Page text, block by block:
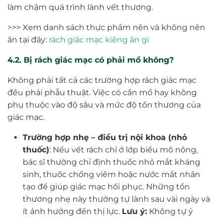
làm chậm quá trình lành vết thương.
>>> Xem danh sách thực phẩm nên và không nên
ăn tại đây: rách giác mạc kiêng ăn gì
4.2. Bị rách giác mạc có phải mổ không?
Không phải tất cả các trường hợp rách giác mạc
đều phải phẫu thuật. Việc có cần mổ hay không
phụ thuộc vào độ sâu và mức độ tổn thương của
giác mạc.
Trường hợp nhẹ – điều trị nội khoa (nhỏ
thuốc): Nếu vết rách chỉ ở lớp biểu mô nông,
bác sĩ thường chỉ định thuốc nhỏ mắt kháng
sinh, thuốc chống viêm hoặc nước mắt nhân
tạo để giúp giác mạc hồi phục. Những tổn
thương nhẹ này thường tự lành sau vài ngày và
ít ảnh hưởng đến thị lực. Lưu ý:Không tự ý